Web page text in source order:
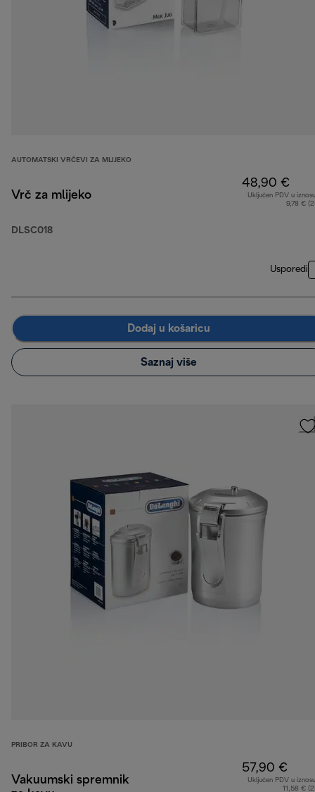
AUTOMATSKI VRČEVI ZA MLIJEKO
Vrč za mlijeko
DLSC018
48,90 €
Uključen PDV u
9,78 €
Usporedi
Dodaj u košaricu
Saznaj više
PRIBOR ZA KAVU
Vakuumski spremnik
57,90 €
Uključen PDV u
11,58 €